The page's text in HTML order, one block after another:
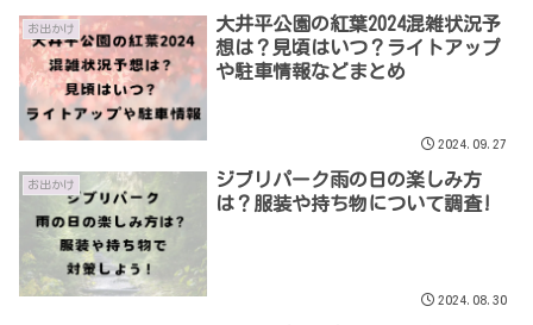
お出かけ
大井平公園の紅葉2024混雑状況予
想は？見頃はいつ？ライトアップ
や駐車情報などまとめ
2024.09.27
お出かけ
ジブリパーク雨の日の楽しみ方
は？服装や持ち物について調査!
2024.08.30